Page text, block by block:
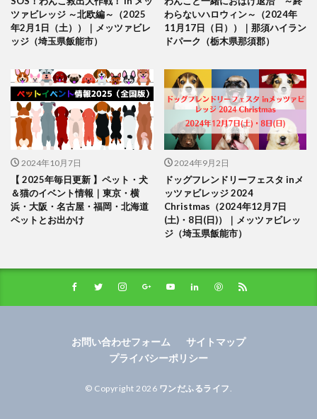
ツァビレッジ ～北欧編～（2025
年2月1日（土））｜メッツァビレ
ッジ（埼玉県飯能市）
わらないハロウィン～（2024年
11月17日（日））｜那須ハイラン
ドパーク（栃木県那須郡）
2024年10月7日
【 2025年毎日更新 】ペット・犬
＆猫のイベント情報｜東京・横
浜・大阪・名古屋・福岡・北海道
ペットとお出かけ
2024年9月2日
ドッグフレンドリーフェスタ inメ
ッツァビレッジ 2024
Christmas（2024年12月7日
(土)・8日(日)）｜メッツァビレッ
ジ（埼玉県飯能市）
お問い合わせフォーム
サイトマップ
プライバシーポリシー
© Copyright 2026 ワンだふるライフ